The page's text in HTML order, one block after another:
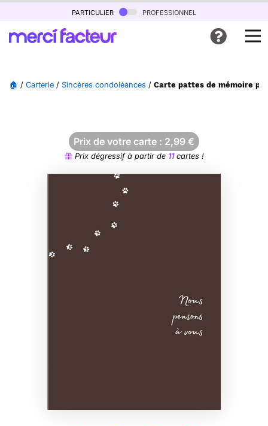
particulier professionnel
🏠 / Carterie / Sincères condoléances / Carte pattes de mémoire
Prix de votre carte : 2,99 €
Prix dégressif à partir de 11cartes !